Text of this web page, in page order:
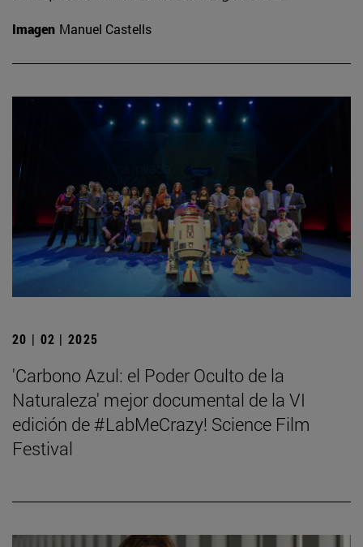
Imagen Manuel Castells
20 | 02 | 2025
'Carbono Azul: el Poder Oculto de la
Naturaleza' mejor documental de la VI
edición de #LabMeCrazy! Science Film
Festival